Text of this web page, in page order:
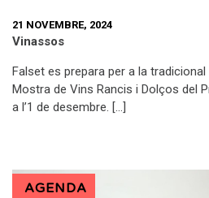
21 NOVEMBRE, 2024
Vinassos
Falset es prepara per a la
Mostra de Vins Rancis i Dolços del
a l’1 de desembre. […]
AGENDA